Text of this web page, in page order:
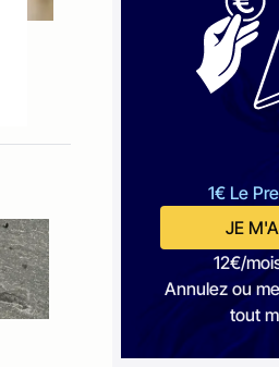
1€ Le
JE
12€/
Annulez ou
tout